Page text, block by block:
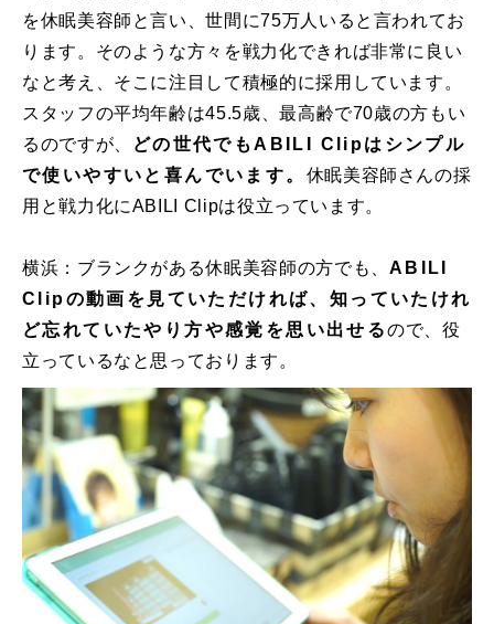
を休眠美容師と言い、世間に75万人いると言われてお
ります。そのような方々を戦力化できれば非常に良い
なと考え、そこに注目して積極的に採用しています。
スタッフの平均年齢は45.5歳、最高齢で70歳の方もい
るのですが、
どの世代でもABILI Clipはシンプル
で使いやすいと喜んでいます。 休眠美容師さんの採
用と戦力化にABILI Clipは役立っています。
横浜：ブランクがある休眠美容師の方でも、 ABILI
Clipの動画を見ていただければ、知っていたけれ
ど忘れていたやり方や感覚を思い出せるので、役
立っているなと思っております。